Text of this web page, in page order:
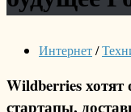
Интернет/
Wildberries
стартапы,